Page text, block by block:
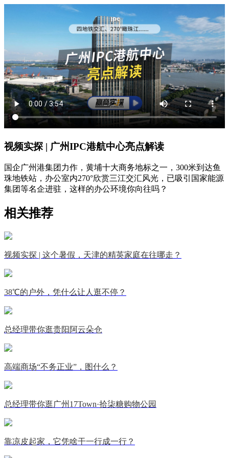
视频实探 | 广州IPC港航中心亮点解读
国企广州港集团力作，黄埔十大商务地标之一，300米到达鱼
珠地铁站，办公室内270°欣赏三江交汇风光，已吸引国家能源
集团等名企进驻，这样的办公环境你向往吗？
相关推荐
视频实探 | 这个暑假，天津的精英家庭在往哪走？
38℃的户外，凭什么让人逛不停？
总经理带你逛贵阳阿云朵仓
高端商场“不务正业”，图什么？
总经理带你逛广州17Town·拾柒糖购物公园
靠凉皮起家，它凭啥干一行成一行？